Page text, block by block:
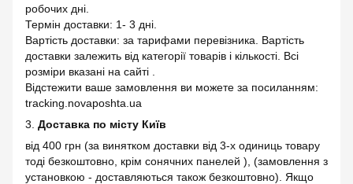
робочих дні.
Термін доставки: 1- 3 дні.
Вартість доставки: за тарифами перевізника. Вартість
доставки залежить від категорії товарів і кількості. Всі
розміри вказані на сайті .
Відстежити ваше замовлення ви можете за посиланням:
tracking.novaposhta.ua
3. Доставка по місту Київ
від 400 грн (за винятком доставки від 3-х одиниць товару
тоді безкоштовно, крім сонячних панелей ), (замовлення з
установкою - доставляються також безкоштовно). Якщо